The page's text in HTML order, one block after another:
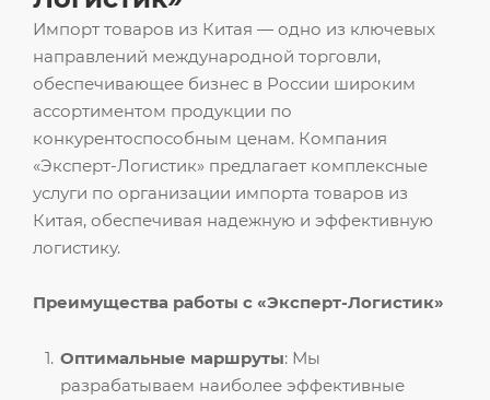
Импорт товаров из Китая — одно из ключевых
направлений международной торговли,
обеспечивающее бизнес в России широким
ассортиментом продукции по
конкурентоспособным ценам. Компания
«Эксперт-Логистик» предлагает комплексные
услуги по организации импорта товаров из
Китая, обеспечивая надежную и эффективную
логистику.
Преимущества работы с «Эксперт-Логистик»
Оптимальные маршруты: Мы
разрабатываем наиболее эффективные